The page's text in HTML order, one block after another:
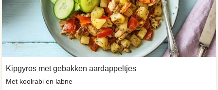
Kipgyros met gebakken aardappeltjes
Met koolrabi en labne